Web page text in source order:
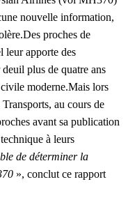
nouvelle information,
proches de
leur apporte des
plus de quatre ans
moderne.Mais lors
au cours de
avant sa publication
à leurs
de déterminer la
», conclut ce rapport